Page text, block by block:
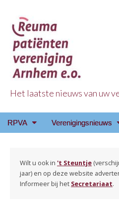
Reuma
Het laatste nieuws van uw
Main
Skip
RPVA Verenigingsnieuws
Wilt u ook in 't Steuntje
jaar) en op deze website
Informeer bij het Secretariaat.